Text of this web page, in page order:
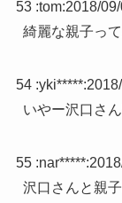
53 :tom:2018/
綺麗な親子っ
54 :yki*****:
いやー沢口さ
55 :nar*****:
沢口さんと親